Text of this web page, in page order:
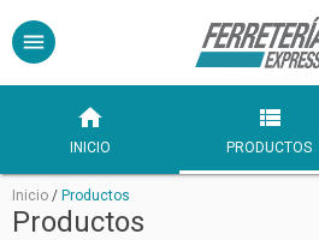
INICIO PRODUCTOS
Inicio / Productos
Productos